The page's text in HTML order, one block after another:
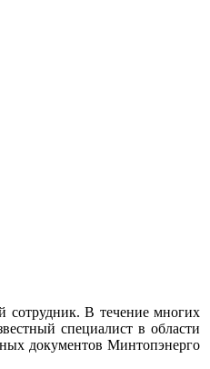
сотрудник. В течение многих
специалист в области
документов Минтопэнерго